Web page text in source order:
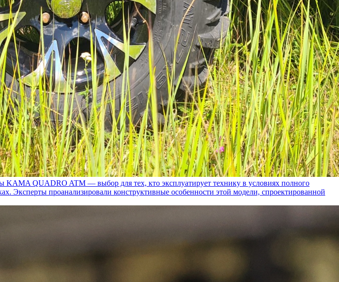
QUADRO ATM — выбор для тех, кто эксплуатирует технику в условиях полного
Эксперты проанализировали конструктивные особенности этой модели, спроектированной